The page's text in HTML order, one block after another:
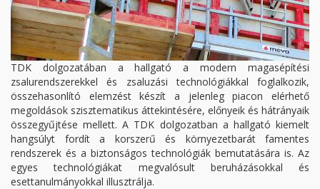
TDK dolgozatában a hallgató a modern magasépítési
zsalurendszerekkel és zsaluzási technológiákkal foglalkozik,
összehasonlító elemzést készít a jelenleg piacon elérhető
megoldások szisztematikus áttekintésére, előnyeik és hátrányaik
összegyűjtése mellett. A TDK dolgozatban a hallgató kiemelt
hangsúlyt fordít a korszerű és környezetbarát famentes
rendszerek és a biztonságos technológiák bemutatására is. Az
egyes technológiákat megvalósult beruházásokkal és
esettanulmányokkal illusztrálja.